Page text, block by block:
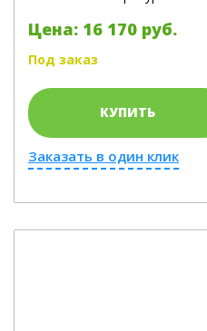
Цена: 16 170 руб.
Под заказ
КУПИТЬ
Заказать в один клик